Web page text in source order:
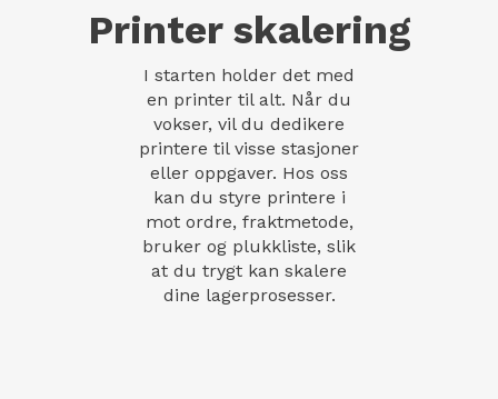
Printer skalering
I starten holder det med
en printer til alt. Når du
vokser, vil du dedikere
printere til visse stasjoner
eller oppgaver. Hos oss
kan du styre printere i
mot ordre, fraktmetode,
bruker og plukkliste, slik
at du trygt kan skalere
dine lagerprosesser.